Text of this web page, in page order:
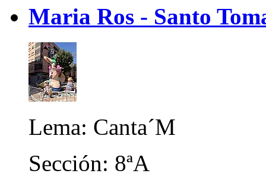
Maria Ros - Santo
Lema: Canta´M
Sección: 8ªA